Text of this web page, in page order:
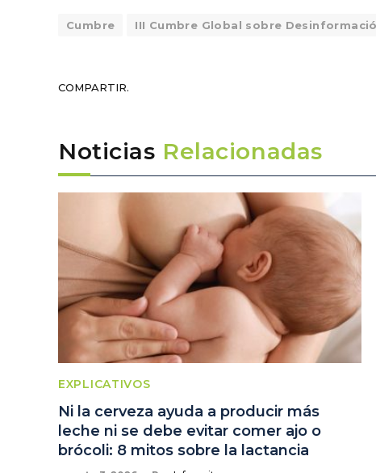
Cumbre III Cumbre Global sobre
COMPARTIR.
Noticias Relacionadas
EXPLICATIVOS
Ni la cerveza ayuda a producir más
leche ni se debe evitar comer ajo o
brócoli: 8 mitos sobre la lactancia